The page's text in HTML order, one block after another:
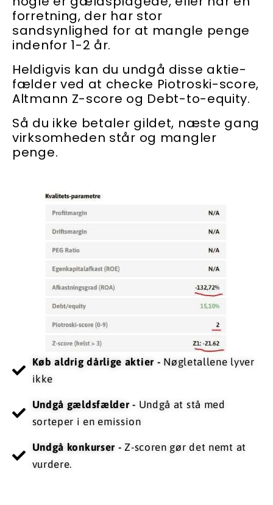
forretning, der har stor
sandsynlighed for at mangle penge
indenfor 1-2 år.
Heldigvis kan du undgå disse aktie-
fælder ved at checke Piotroski-score,
Altmann Z-score og Debt-to-equity.
Så du ikke betaler gildet, næste gang
virksomheden står og mangler
penge.
Køb aldrig dårlige aktier - Nøgletallene lyver
ikke
​Undgå gældsfælder - Undgå at stå med
sorteper i en emission
​​Undgå konkurser -Z-scoren gør det nemt at
vurdere.